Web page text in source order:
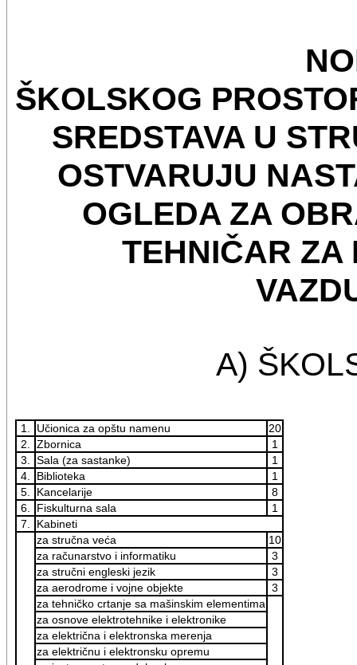
ŠKOLSKOG
SREDSTAVA U
OSTVARUJU
OGLEDA ZA
TEHNIČAR ZA
A)
1. Učionica za opštu namenu
20
2.
Zbornica
1
3.
Sala (za sastanke)
1
4.
Biblioteka
1
5.
Kancelarije
8
6.
Fiskulturna sala
1
7.
Kabineti
za stručna veća
10
za računarstvo i informatiku
3
za stručni engleski jezik
3
za aerodrome i vojne objekte
3
za tehničko crtanje sa mašinskim elementima
za osnove elektrotehnike i elektronike
za električna i elektronska merenja
za električnu i elektronsku opremu